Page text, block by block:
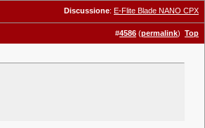
Discussione: E-Flite Blade NANO CPX
#4586 (permalink) Top